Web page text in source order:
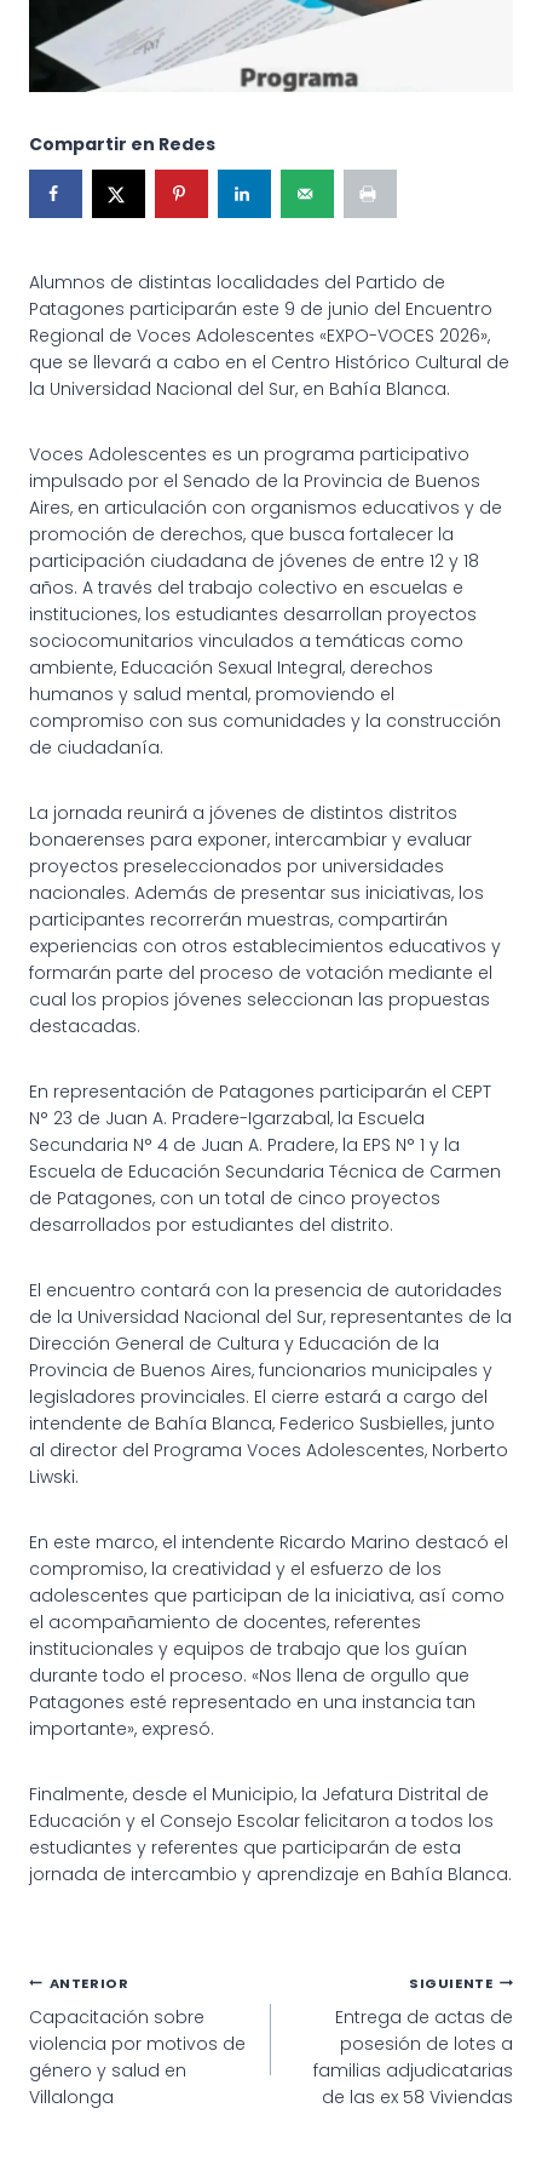
Compartir en Redes
Alumnos de distintas localidades del Partido de
Patagones participarán este 9 de junio del Encuentro
Regional de Voces Adolescentes «EXPO-VOCES 2026»,
que se llevará a cabo en el Centro Histórico Cultural de
la Universidad Nacional del Sur, en Bahía Blanca.
Voces Adolescentes es un programa participativo
impulsado por el Senado de la Provincia de Buenos
Aires, en articulación con organismos educativos y de
promoción de derechos, que busca fortalecer la
participación ciudadana de jóvenes de entre 12 y 18
años. A través del trabajo colectivo en escuelas e
instituciones, los estudiantes desarrollan proyectos
sociocomunitarios vinculados a temáticas como
ambiente, Educación Sexual Integral, derechos
humanos y salud mental, promoviendo el
compromiso con sus comunidades y la construcción
de ciudadanía.
La jornada reunirá a jóvenes de distintos distritos
bonaerenses para exponer, intercambiar y evaluar
proyectos preseleccionados por universidades
nacionales. Además de presentar sus iniciativas, los
participantes recorrerán muestras, compartirán
experiencias con otros establecimientos educativos y
formarán parte del proceso de votación mediante el
cual los propios jóvenes seleccionan las propuestas
destacadas.
En representación de Patagones participarán el CEPT
N° 23 de Juan A. Pradere-Igarzabal, la Escuela
Secundaria N° 4 de Juan A. Pradere, la EPS N° 1 y la
Escuela de Educación Secundaria Técnica de Carmen
de Patagones, con un total de cinco proyectos
desarrollados por estudiantes del distrito.
El encuentro contará con la presencia de autoridades
de la Universidad Nacional del Sur, representantes de la
Dirección General de Cultura y Educación de la
Provincia de Buenos Aires, funcionarios municipales y
legisladores provinciales. El cierre estará a cargo del
intendente de Bahía Blanca, Federico Susbielles, junto
al director del Programa Voces Adolescentes, Norberto
Liwski.
En este marco, el intendente Ricardo Marino destacó el
compromiso, la creatividad y el esfuerzo de los
adolescentes que participan de la iniciativa, así como
el acompañamiento de docentes, referentes
institucionales y equipos de trabajo que los guían
durante todo el proceso. «Nos llena de orgullo que
Patagones esté representado en una instancia tan
importante», expresó.
Finalmente, desde el Municipio, la Jefatura Distrital de
Educación y el Consejo Escolar felicitaron a todos los
estudiantes y referentes que participarán de esta
jornada de intercambio y aprendizaje en Bahía Blanca.
Navegación
de
entradas
ANTERIOR
Capacitación sobre
violencia por motivos de
género y salud en
Villalonga
SIGUIENTE
Entrega de actas de
posesión de lotes a
familias adjudicatarias
de las ex 58 Viviendas